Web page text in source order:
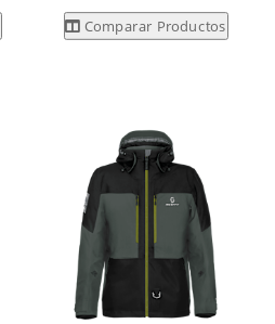
Comparar Productos